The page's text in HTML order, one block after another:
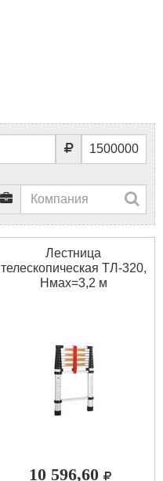
Лестница
телескопическая ТЛ-320,
Нмах=3,2 м
10 596,60